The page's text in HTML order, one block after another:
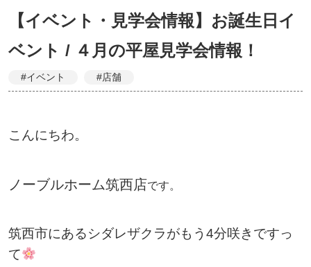
【イベント・見学会情報】お誕生日イ
ベント / ４月の平屋見学会情報！
#イベント #店舗
こんにちわ。
ノーブルホーム筑西店です。
筑西市にあるシダレザクラがもう4分咲きですっ
て